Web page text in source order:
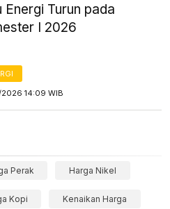
Energi Turun pada
I 2026
14:09 WIB
Perak Harga Nikel
Kopi Kenaikan Harga